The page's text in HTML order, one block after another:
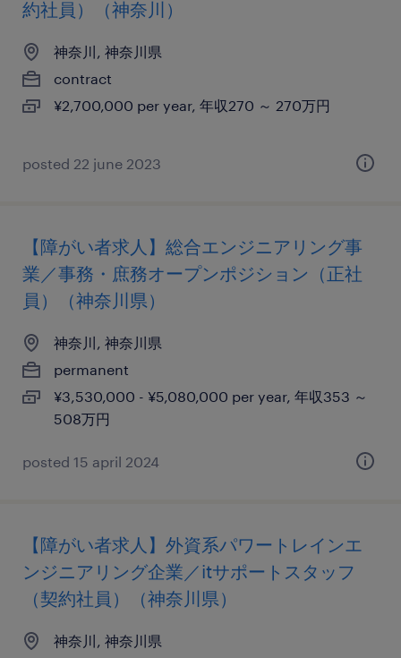
約社員）（神奈川）
神奈川, 神奈川県
contract
¥2,700,000 per year, 年収270 ～ 270万円
posted 22 june 2023
【障がい者求人】総合エンジニアリング事
業／事務・庶務オープンポジション（正社
員）（神奈川県）
神奈川, 神奈川県
permanent
¥3,530,000 - ¥5,080,000 per year, 年収353 ～
508万円
posted 15 april 2024
【障がい者求人】外資系パワートレインエ
ンジニアリング企業／itサポートスタッフ
（契約社員）（神奈川県）
神奈川, 神奈川県